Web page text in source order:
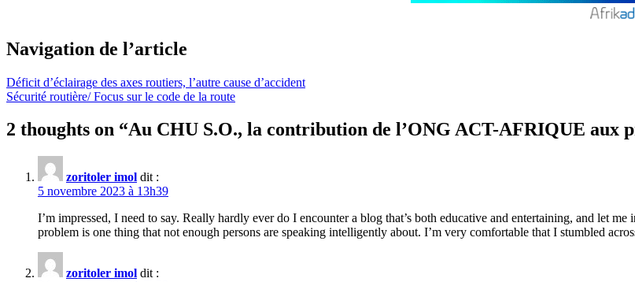
Navigation de l’article
Déficit d’éclairage des axes routiers, l’autre cause d’accident
Sécurité routière/ Focus sur le code de la route
2 thoughts on “Au CHU S.O., la contribution de l’ONG ACT-AFRIQUE aux
zoritoler imol dit :
5 novembre 2023 à 13h39
I’m impressed, I need to say. Really hardly ever do I encounter a blog that’s both educative and entertaining, and let
problem is one thing that not enough persons are speaking intelligently about. I’m very comfortable that I stumbled
zoritoler imol dit :